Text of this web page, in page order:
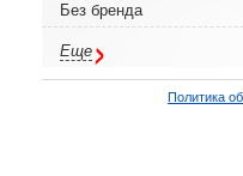
Без бренда
Еще
Политика